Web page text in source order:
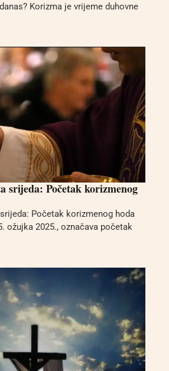
Korizma je vrijeme duhovne
srijeda: Početak korizmenog
Početak korizmenog hoda
ožujka 2025., označava početak